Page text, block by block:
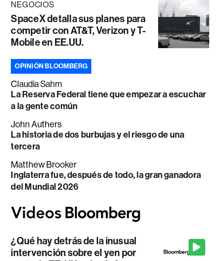
NEGOCIOS
SpaceX detalla sus planes para
competir con AT&T, Verizon y T-
Mobile en EE.UU.
OPINIÓN BLOOMBERG
Claudia Sahm
La Reserva Federal tiene que empezar a escuchar
a la gente común
John Authers
La historia de dos burbujas y el riesgo de una
tercera
Matthew Brooker
Inglaterra fue, después de todo, la gran ganadora
del Mundial 2026
¿Qué hay detrás de la inusual
intervención sobre el yen por